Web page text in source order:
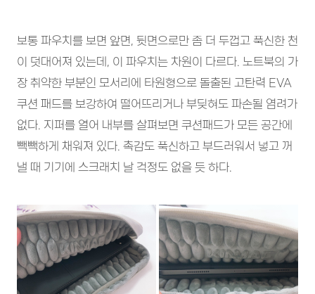
보통 파우치를 보면 앞면, 뒷면으로만 좀 더 두껍고 푹신한 천
이 덧대어져 있는데, 이 파우치는 차원이 다르다. 노트북의 가
장 취약한 부분인 모서리에 타원형으로 돌출된 고탄력 EVA
쿠션 패드를 보강하여 떨어뜨리거나 부딪혀도 파손될 염려가
없다. 지퍼를 열어 내부를 살펴보면 쿠션패드가 모든 공간에
빽빽하게 채워져 있다. 촉감도 푹신하고 부드러워서 넣고 꺼
낼 때 기기에 스크래치 날 걱정도 없을 듯 하다.